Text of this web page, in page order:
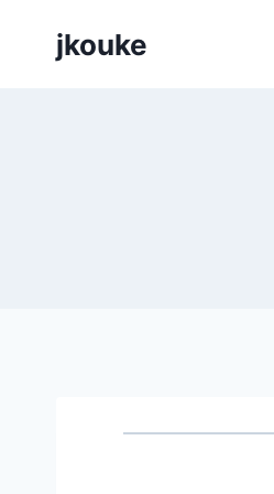
sisältöönjkouke